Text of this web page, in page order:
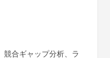
競合ギャップ分析、ラ